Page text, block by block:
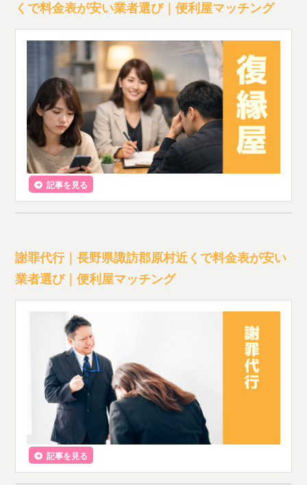
くで料金表が安い業者選び｜便利屋マッチング
記事を見る
謝罪代行｜長野県諏訪郡原村近くで料金表が安い
業者選び｜便利屋マッチング
記事を見る